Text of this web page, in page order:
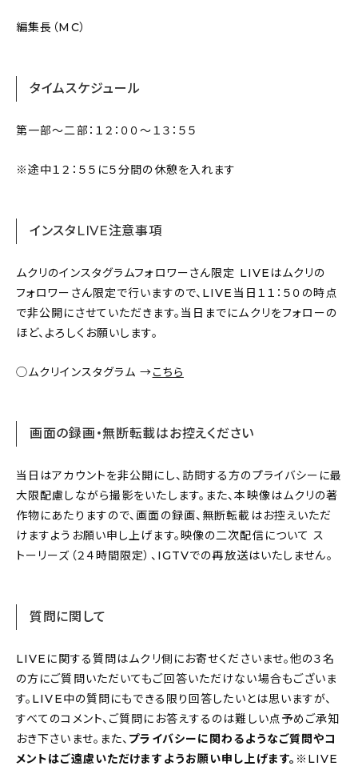
編集長（MC）
タイムスケジュール
第一部〜二部：１２：００〜１３：５５
※途中１２：５５に５分間の休憩を入れます
インスタLIVE注意事項
ムクリのインスタグラムフォロワーさん限定 LIVEはムクリの
フォロワーさん限定で行いますので、LIVE当日１１：５０の時点
で非公開にさせていただきます。当日までにムクリをフォローの
ほど、よろしくお願いします。
◯ムクリインスタグラム →こちら
画面の録画・無断転載はお控えください
当日はアカウントを非公開にし、訪問する方のプライバシーに最
大限配慮しながら撮影をいたします。また、本映像はムクリの著
作物にあたりますので、画面の録画、無断転載はお控えいただ
けますようお願い申し上げます。映像の二次配信について ス
トーリーズ（２４時間限定）、IGTVでの再放送はいたしません。
質問に関して
LIVEに関する質問はムクリ側にお寄せくださいませ。他の３名
の方にご質問いただいてもご回答いただけない場合もございま
す。LIVE中の質問にもできる限り回答したいとは思いますが、
すべてのコメント、ご質問にお答えするのは難しい点予めご承知
おき下さいませ。また、 プライバシーに関わるようなご質問やコ
メントはご遠慮いただけますようお願い申し上げます。 ※LIVE